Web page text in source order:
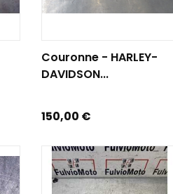
Couronne - HARLEY-
DAVIDSON...
Prix
150,00 €